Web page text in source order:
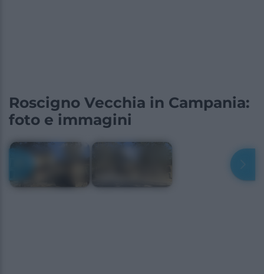
Roscigno Vecchia in Campania:
foto e immagini